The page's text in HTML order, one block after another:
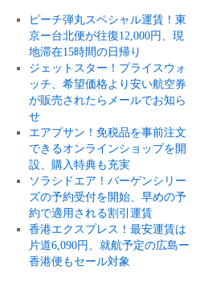
ピーチ弾丸スペシャル運賃！東
京ー台北便が往復12,000円、現
地滞在15時間の日帰り
ジェットスター！プライスウォ
ッチ、希望価格より安い航空券
が販売されたらメールでお知ら
せ
エアプサン！免税品を事前注文
できるオンラインショップを開
設、購入特典も充実
ソラシドエア！バーゲンシリー
ズの予約受付を開始、早めの予
約で適用される割引運賃
香港エクスプレス！最安運賃は
片道6,090円、就航予定の広島ー
香港便もセール対象